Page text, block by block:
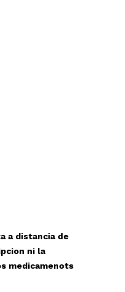
a distancia de
ni la
medicamenots